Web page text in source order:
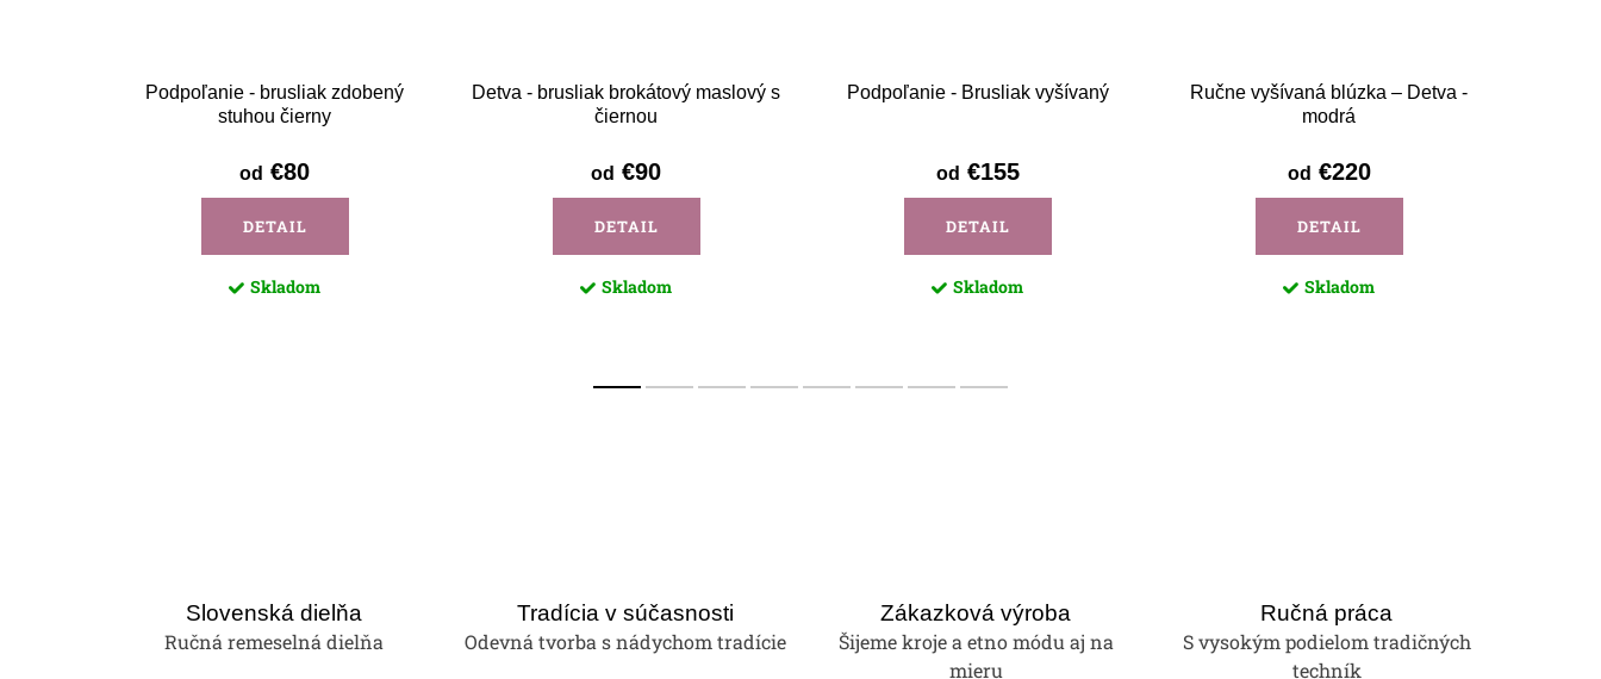
Podpoľanie - brusliak zdobený
stuhou čierny
od €80
DETAIL
Skladom
Detva - brusliak brokátový maslový s
čiernou
od €90
DETAIL
Skladom
Podpoľanie - Brusliak vyšívaný
od €155
DETAIL
Skladom
Ručne vyšívaná blúzka – Detva -
modrá
od €220
DETAIL
Skladom
Slovenská dielňa
Ručná remeselná dielňa
Tradícia v súčasnosti
Odevná tvorba s nádychom tradície
Zákazková výroba
Šijeme kroje a etno módu aj na
mieru
Ručná práca
S vysokým podielom tradičných
techník